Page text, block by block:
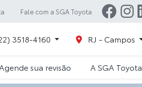
Fale com a SGA Toyota
3518-4160 RJ - Campos
Agende sua revisão A SGA Toyota